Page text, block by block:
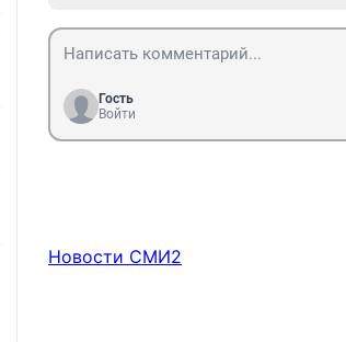
Гость
Войти
Новости СМИ2